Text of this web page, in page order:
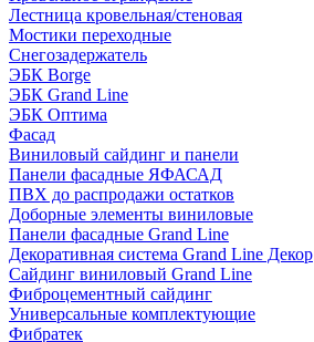
Лестница кровельная/стеновая
Мостики переходные
Снегозадержатель
ЭБК Borge
ЭБК Grand Line
ЭБК Оптима
Фасад
Виниловый сайдинг и панели
Панели фасадные ЯФАСАД
ПВХ до распродажи остатков
Доборные элементы виниловые
Панели фасадные Grand Line
Декоративная система Grand Line Декор
Сайдинг виниловый Grand Line
Фиброцементный сайдинг
Универсальные комплектующие
Фибратек